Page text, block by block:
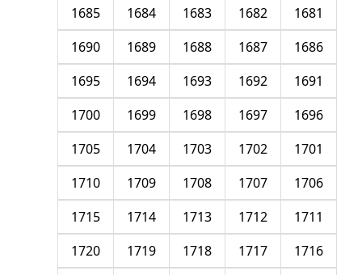
1681
1682
1683
1684
1685
1686
1687
1688
1689
1690
1691
1692
1693
1694
1695
1696
1697
1698
1699
1700
1701
1702
1703
1704
1705
1706
1707
1708
1709
1710
1711
1712
1713
1714
1715
1716
1717
1718
1719
1720